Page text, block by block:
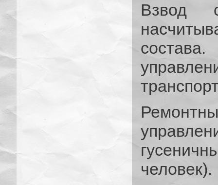
Взвод
человек).